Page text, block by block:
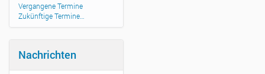
Vergangene Termine
Zukünftige Termine…
Nachrichten